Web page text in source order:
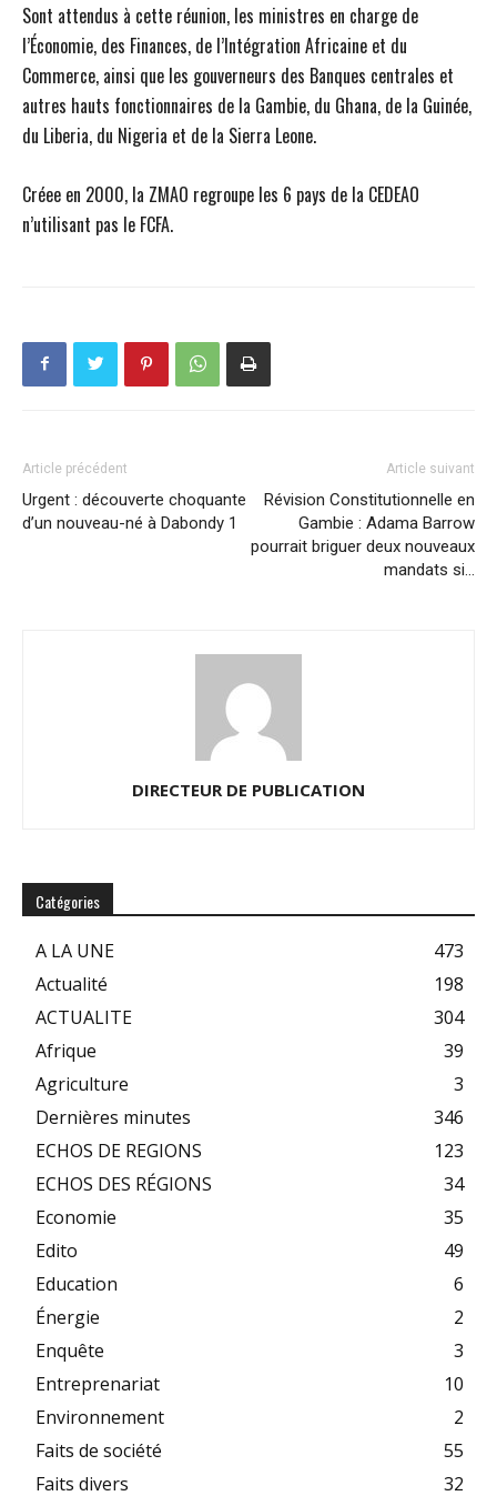
Sont attendus à cette réunion, les ministres en charge de
l’Économie, des Finances, de l’Intégration Africaine et du
Commerce, ainsi que les gouverneurs des Banques centrales et
autres hauts fonctionnaires de la Gambie, du Ghana, de la Guinée,
du Liberia, du Nigeria et de la Sierra Leone.
Créee en 2000, la ZMAO regroupe les 6 pays de la CEDEAO
n’utilisant pas le FCFA.
Article précédent
Urgent : découverte choquante
d’un nouveau-né à Dabondy 1
Article suivant
Révision Constitutionnelle en
Gambie : Adama Barrow
pourrait briguer deux nouveaux
mandats si…
DIRECTEUR DE PUBLICATION
Catégories
A LA UNE
473
Actualité
198
ACTUALITE
304
Afrique
39
Agriculture
3
Dernières minutes
346
ECHOS DE REGIONS
123
ECHOS DES RÉGIONS
34
Economie
35
Edito
49
Education
6
Énergie
2
Enquête
3
Entreprenariat
10
Environnement
2
Faits de société
55
Faits divers
32